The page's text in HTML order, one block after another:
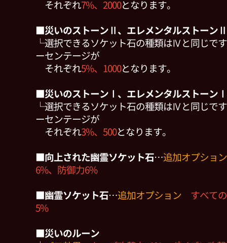
それぞれ7%、2000となります。
■災いのストーンⅡ、エレメンタルストーン
└選択できるソケット石の種類はⅣと同じで
ーセンテージが
それぞれ5%、1000となります。
■災いのストーンⅠ、エレメンタルストーン
└選択できるソケット石の種類はⅣと同じで
ーセンテージが
それぞれ3%、500となります。
向上された幽霊ソケット石…追加オプション
6%、防御力6%
幽霊ソケット石…追加オプション
すべて
5%
■災いのルーン